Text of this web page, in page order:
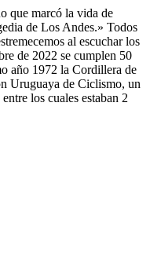
que marcó la vida de
de Los Andes.» Todos
al escuchar los
de 2022 se cumplen 50
año 1972 la Cordillera de
Uruguaya de Ciclismo, un
los cuales estaban 2